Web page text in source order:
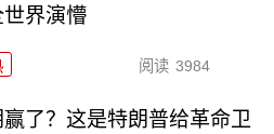
世界演懵
阅读 3984
了？这是特朗普给革命卫